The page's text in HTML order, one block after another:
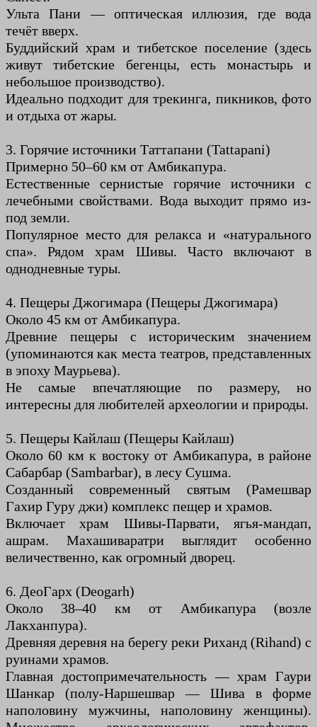
Ульта Пани — оптическая иллюзия, где вода
течёт вверх.
Буддийский храм и тибетское поселение (здесь
живут тибетские бегенцы, есть монастырь и
небольшое производство).
Идеально подходит для трекинга, пикников, фото
и отдыха от жары.
3. Горячие источники Таттапани (Tattapani)
Примерно 50–60 км от Амбикапура.
Естественные сернистые горячие источники с
лечебными свойствами. Вода выходит прямо из-
под земли.
Популярное место для релакса и «натурального
спа». Рядом храм Шивы. Часто включают в
однодневные туры.
4. Пещеры Джогимара (Пещеры Джогимара)
Около 45 км от Амбикапура.
Древние пещеры с историческим значением
(упоминаются как места театров, представленных
в эпоху Маурьева).
Не самые впечатляющие по размеру, но
интересны для любителей археологии и природы.
5. Пещеры Кайлаш (Пещеры Кайлаш)
Около 60 км к востоку от Амбикапура, в районе
Сабарбар (Sambarbar), в лесу Сушма.
Созданный современный святым (Рамешвар
Гахир Гуру джи) комплекс пещер и храмов.
Включает храм Шивы-Парвати, ягья-мандап,
ашрам. Махашиваратри выглядит особенно
величественно, как огромный дворец.
6. ДеоГарх (Deogarh)
Около 38–40 км от Амбикапура (возле
Лакханпура).
Древняя деревня на берегу реки Риханд (Rihand) с
руинами храмов.
Главная достопримечательность — храм Гаури
Шанкар (полу-Наршешвар — Шива в форме
наполовину мужчины, наполовину женщины).